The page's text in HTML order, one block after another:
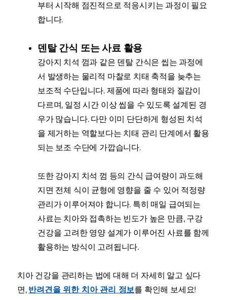
부터 시작해 점진적으로 적응시키는 과정이 필요
합니다.
덴탈 간식 또는 사료 활용
강아지 치석 껌과 같은 덴탈 간식은 씹는 과정에
서 발생하는 물리적 마찰로 치태 축적을 늦추는
보조적 수단입니다. 제품에 따라 형태와 질감이
다르며, 일정 시간 이상 씹을 수 있도록 설계된 경
우가 많습니다. 다만 이미 단단하게 형성된 치석
을 제거하는 역할보다는 치태 관리 단계에서 활용
되는 보조 수단에 가깝습니다.
또한 강아지 치석 껌 등의 간식 급여량이 과도해
지면 전체 식이 균형에 영향을 줄 수 있어 적정량
관리가 이루어져야 합니다. 특히 매일 급여되는
사료는 치아와 접촉하는 빈도가 높은 만큼, 구강
건강을 고려한 영양 설계가 이루어진 사료를 함께
활용하는 방식이 고려됩니다.
치아 건강을 관리하는 법에 대해 더 자세히 알고 싶다
면, 반려견을 위한 치아 관리 정보를 확인해 보세요!